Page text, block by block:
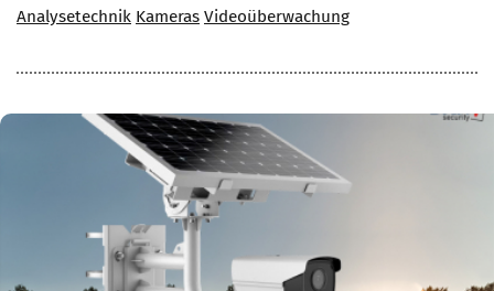
Analysetechnik Kameras Videoüberwachung